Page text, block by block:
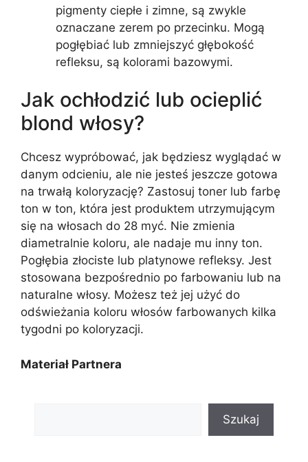
pigmenty ciepłe i zimne, są zwykle
oznaczane zerem po przecinku. Mogą
pogłębiać lub zmniejszyć głębokość
refleksu, są kolorami bazowymi.
Jak ochłodzić lub ocieplić
blond włosy?
Chcesz wypróbować, jak będziesz wyglądać w
danym odcieniu, ale nie jesteś jeszcze gotowa
na trwałą koloryzację? Zastosuj toner lub farbę
ton w ton, która jest produktem utrzymującym
się na włosach do 28 myć. Nie zmienia
diametralnie koloru, ale nadaje mu inny ton.
Pogłębia złociste lub platynowe refleksy. Jest
stosowana bezpośrednio po farbowaniu lub na
naturalne włosy. Możesz też jej użyć do
odświeżania koloru włosów farbowanych kilka
tygodni po koloryzacji.
Materiał Partnera
Szukaj